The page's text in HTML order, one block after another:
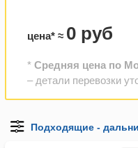
цена* ≈ 0 руб
* Средняя цена по
– детали перевозки